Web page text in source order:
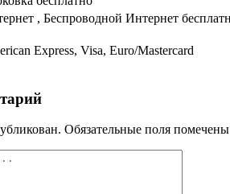
, Беспроводной Интернет
Express, Visa, Euro/Mastercard
Обязательные поля помечены